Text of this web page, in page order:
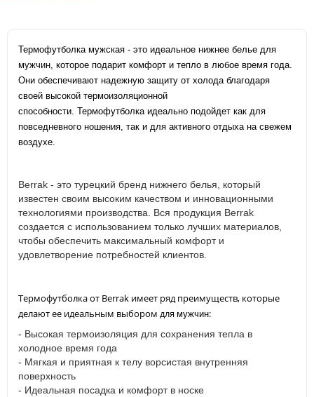
Термофутболка мужская - это идеальное нижнее белье для
мужчин, которое подарит комфорт и тепло в любое время года.
Они обеспечивают надежную защиту от холода благодаря
своей высокой термоизоляционной
способности. Термофутболка идеально подойдет как для
повседневного ношения, так и для активного отдыха на свежем
воздухе.
Berrak - это турецкий бренд нижнего белья, который
известен своим высоким качеством и инновационными
технологиями производства. Вся продукция Berrak
создается с использованием только лучших материалов,
чтобы обеспечить максимальный комфорт и
удовлетворение потребностей клиентов.
Термофутболкаот Berrak имеет ряд преимуществ, которые
делают ее идеальным выбором для мужчин:
- Высокая термоизоляция для сохранения тепла в
холодное время года
- Мягкая и приятная к телу ворсистая внутренняя
поверхность
- Идеальная посадка и комфорт в носке